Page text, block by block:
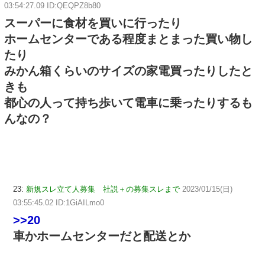
03:54:27.09 ID:QEQPZ8b80
スーパーに食材を買いに行ったり
ホームセンターである程度まとまった買い物し
たり
みかん箱くらいのサイズの家電買ったりしたと
きも
都心の人って持ち歩いて電車に乗ったりするも
んなの？
23: 新規スレ立て人募集 社説＋の募集スレまで 2023/01/15(日)
03:55:45.02 ID:1GiAILmo0
>>20
車かホームセンターだと配送とか